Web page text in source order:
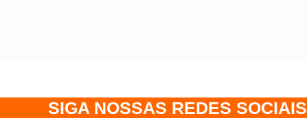
SIGA NOSSAS REDES SOCIAIS